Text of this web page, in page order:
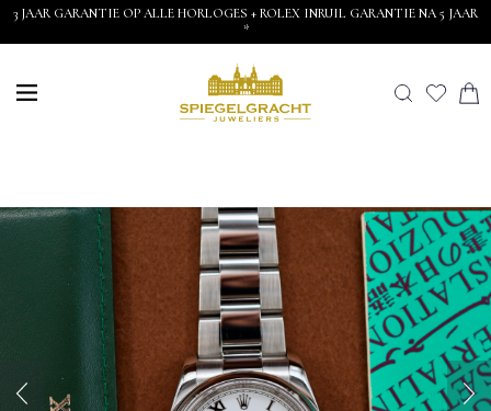
3 JAAR GARANTIE OP ALLE HORLOGES + ROLEX INRUIL GARANTIE NA 5 JAAR
*